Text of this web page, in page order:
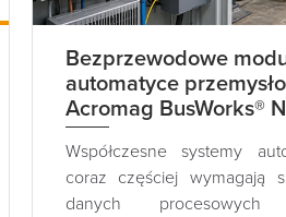
Bezprzewodowe
automatyce
Acromag BusWorks®
Współczesne systemy
coraz częściej wymagają
danych